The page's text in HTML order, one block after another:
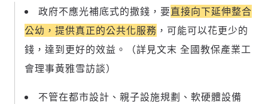
政府不應光補底式的撒錢，要直接向下延伸整合
公幼，提供真正的公共化服務 ，可能可以花更少的
錢，達到更好的效益。（詳見文末 全國教保產業工
會理事黃雅雪訪談）
不管在都市設計、親子設施規劃、軟硬體設備